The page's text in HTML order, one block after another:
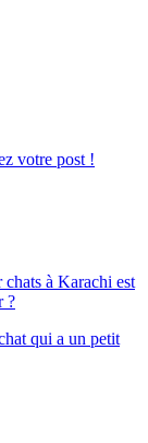
votre post !
à Karachi est
?
qui a un petit